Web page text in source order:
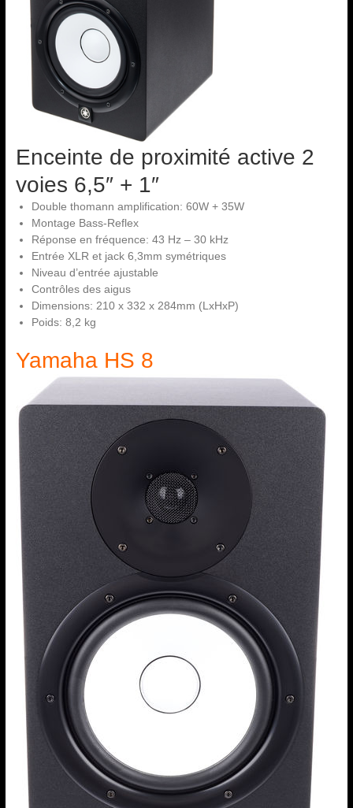
Enceinte de proximité active 2
voies 6,5″ + 1″
Double thomann amplification: 60W + 35W
Montage Bass-Reflex
Réponse en fréquence: 43 Hz – 30 kHz
Entrée XLR et jack 6,3mm symétriques
Niveau d’entrée ajustable
Contrôles des aigus
Dimensions: 210 x 332 x 284mm (LxHxP)
Poids: 8,2 kg
Yamaha HS 8